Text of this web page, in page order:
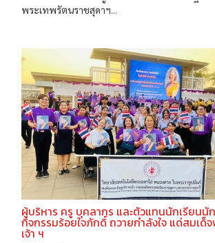
พระเทพรัตนราชสุดาฯ...
ผู้บริหาร ครู บุคลากร และตัวแทนนักเรียนนั
กิจกรรมร้อยใจภักดิ์ ถวายกำลังใจ แด่สมเด็
เจ้า ฯ